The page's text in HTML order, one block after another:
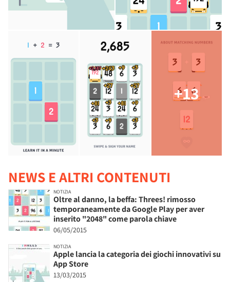
+13
NEWS E ALTRI CONTENUTI
NOTIZIA
Oltre al danno, la beffa: Threes! rimosso
temporaneamente da Google Play per aver
inserito "2048" come parola chiave
06/05/2015
NOTIZIA
Apple lancia la categoria dei giochi innovativi su
App Store
13/03/2015